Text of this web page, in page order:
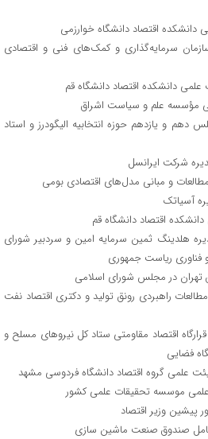
اقتصاد دانشگاه خوارزمی
سرمایه‌گذاری و کمک‌های فنی و اقتصادی
دانشکده اقتصاد دانشگاه قم
مؤسسه علم و سیاست اشراق
و یازدهم حوزه انتخابیه الیگودرز و استاد
شرکت ایرانسل
و مبانی مدل‌های اقتصادی بومی
آسیاتک
اقتصاد دانشگاه قم
هلدینگ ثمین سرمایه امین و سردبیر شورای
فناوری ریاست جمهوری
تهران در مجلس شورای اسلامی
راهبردی رونق تولید و دکتری اقتصاد نفت
اقتصاد مقاومتی ستاد کل نیروهای مسلح و
فضایی
علمی گروه اقتصاد دانشگاه فردوسی مشهد
موسسه تحقیقات علمی کشور
پیشین وزیر اقتصاد
صندوق صنعت ماشین سازی